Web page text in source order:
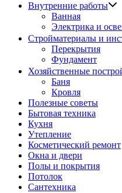
Внутренние работы
Ванная
Электрика и
Стройматериалы и
Перекрытия
Фундамент
Хозяйственные
Баня
Кровля
Полезные советы
Бытовая техника
Кухня
Утепление
Косметический ремонт
Окна и двери
Полы и покрытия
Потолок
Сантехника